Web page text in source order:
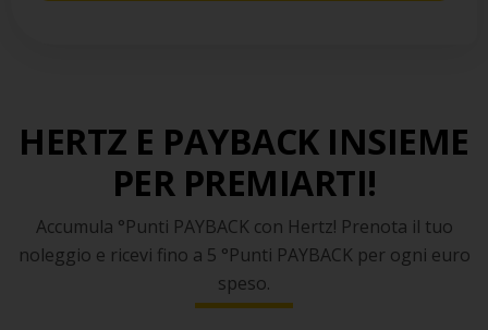
HERTZ E PAYBACK INSIEME
PER PREMIARTI!
Accumula °Punti PAYBACK con Hertz! Prenota il tuo
noleggio e ricevi fino a 5 °Punti PAYBACK per ogni euro
speso.